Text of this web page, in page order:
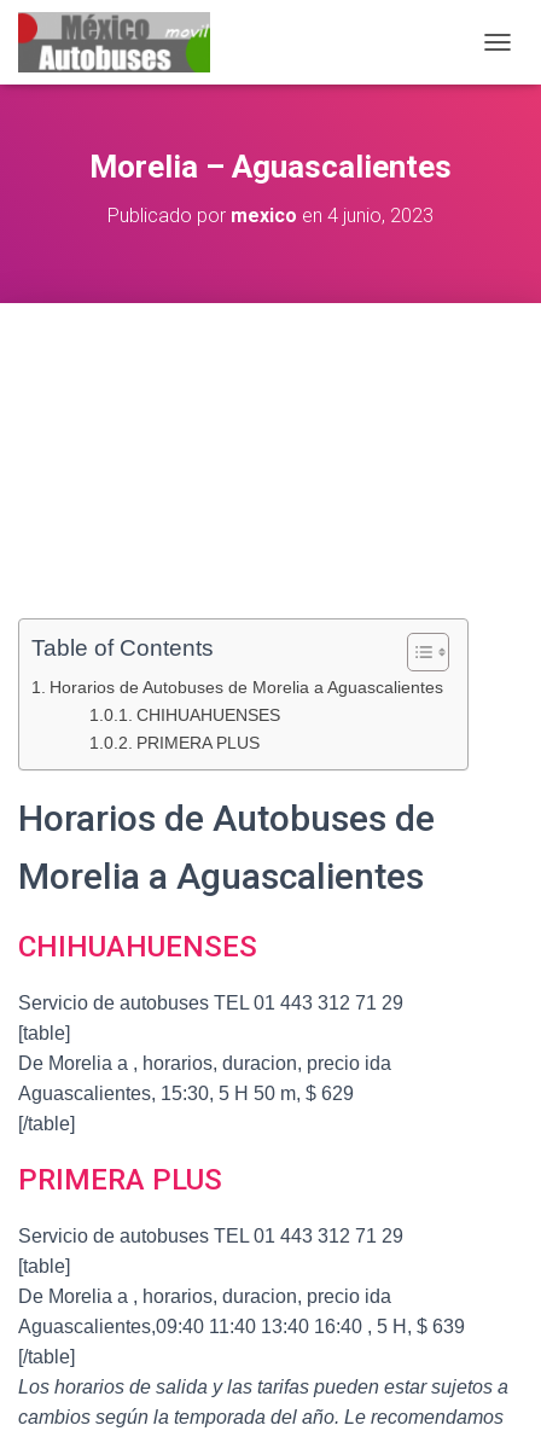
Morelia – Aguascalientes
Publicado por mexico en 4 junio, 2023
Table of Contents
Horarios de Autobuses de Morelia a Aguascalientes
CHIHUAHUENSES
PRIMERA PLUS
Horarios de Autobuses de
Morelia a Aguascalientes
CHIHUAHUENSES
Servicio de autobuses TEL 01 443 312 71 29
[table]
De Morelia a , horarios, duracion, precio ida
Aguascalientes, 15:30, 5 H 50 m, $ 629
[/table]
PRIMERA PLUS
Servicio de autobuses TEL 01 443 312 71 29
[table]
De Morelia a , horarios, duracion, precio ida
Aguascalientes,09:40 11:40 13:40 16:40 , 5 H, $ 639
[/table]
Los horarios de salida y las tarifas pueden estar sujetos a
cambios según la temporada del año. Le recomendamos